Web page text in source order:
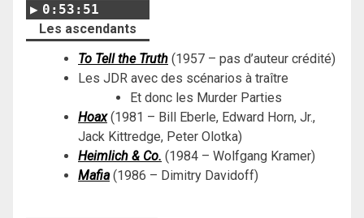
0:53:51
Les ascendants
To Tell the Truth (1957 – pas d’auteur crédité)
Les JDR avec des scénarios à traître
Et donc les Murder Parties
Hoax(1981 – Bill Eberle, Edward Horn, Jr.,
Jack Kittredge, Peter Olotka)
Heimlich & Co. (1984 – Wolfgang Kramer)
Mafia(1986 – Dimitry Davidoff)